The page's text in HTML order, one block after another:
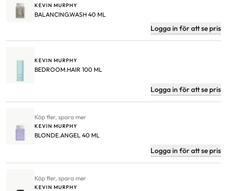
KEVIN MURPHY
BALANCING.WASH 40 ML
Logga in för att se pris
KEVIN MURPHY
BEDROOM.HAIR 100 ML
Logga in för att se pris
Köp fler, spara mer
KEVIN MURPHY
BLONDE.ANGEL 40 ML
Logga in för att se pris
Köp fler, spara mer
KEVIN MURPHY